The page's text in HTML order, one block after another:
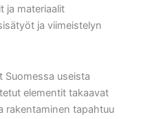
ja materiaalit
ja viimeistelyn
Suomessa useista
elementit takaavat
rakentaminen tapahtuu